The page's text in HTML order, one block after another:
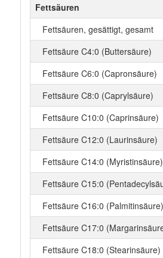
Fettsäuren
Fettsäuren, gesättigt, gesamt
Fettsäure C4:0 (Buttersäure)
Fettsäure C6:0 (Capronsäure)
Fettsäure C8:0 (Caprylsäure)
Fettsäure C10:0 (Caprinsäure)
Fettsäure C12:0 (Laurinsäure)
Fettsäure C14:0 (Myristinsäure)
Fettsäure C15:0
Fettsäure C16:0 (Palmitinsäure)
Fettsäure C17:0
Fettsäure C18:0 (Stearinsäure)